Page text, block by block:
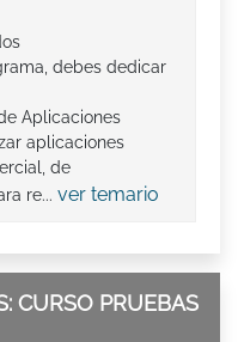
debes dedicar
Aplicaciones
aplicaciones
de
re... ver temario
CURSO PRUEBAS